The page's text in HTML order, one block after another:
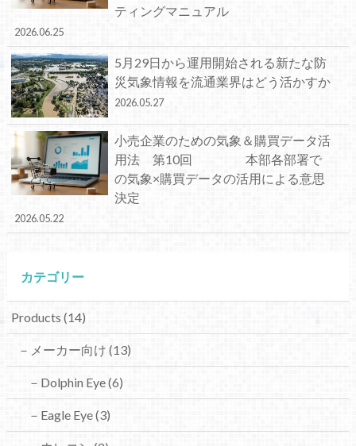
ティングマニュアル
2026.06.25
5月29日から運用開始される新たな防
災気象情報を流通業界はどう活かすか
2026.05.27
小売企業のための気象＆購買データ活
用法 第10回 本部各部署で
の気象×購買データの活用による意思
決定
2026.05.22
カテゴリー
Products (14)
－メーカー向け (13)
－Dolphin Eye(6)
－Eagle Eye(3)